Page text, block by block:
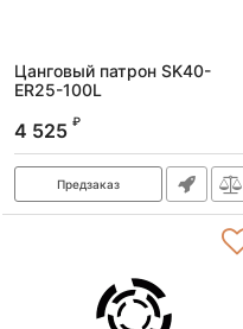
Цанговый патрон SK40-
ER25-100L
SK40-ER25-100L
4 525 ₽
Предзаказ